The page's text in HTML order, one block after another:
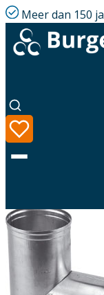
Meer dan 150
Taal
Assortiment